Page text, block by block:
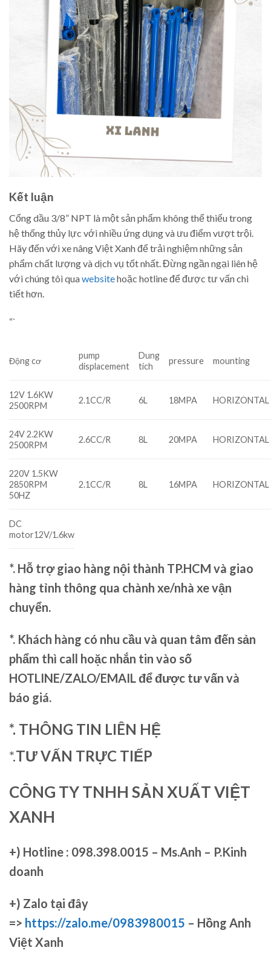
Kết luận
Cổng dầu 3/8” NPT là một sản phẩm không thể thiếu trong
hệ thống thủy lực với nhiều ứng dụng và ưu điểm vượt trội.
Hãy đến với xe nâng Việt Xanh để trải nghiệm những sản
phẩm chất lượng và dịch vụ tốt nhất. Đừng ngần ngại liên hệ
với chúng tôi quawebsitehoặc hotline để được tư vấn chi
tiết hơn.
“`
Động cơ
pump
displacement
Dung
tích
pressure mounting
12V 1.6KW
2500RPM
2.1CC/R 6L 18MPA HORIZONTAL
24V 2.2KW
2500RPM
2.6CC/R 8L 20MPA HORIZONTAL
220V 1.5KW
2850RPM
50HZ
2.1CC/R 8L 16MPA HORIZONTAL
DC
motor12V/1.6kw
*. Hỗ trợ giao hàng nội thành TP.HCM và giao
hàng tỉnh thông qua chành xe/nhà xe vận
chuyển.
*. Khách hàng có nhu cầu và quan tâm đến sản
phẩm thì call hoặc nhắn tin vào số
HOTLINE/ZALO/EMAIL để được tư vấn và
báo giá.
*. THÔNG TIN LIÊN HỆ
*.TƯ VẤN TRỰC TIẾP
CÔNG TY TNHH SẢN XUẤT VIỆT
XANH
+) Hotline : 098.398.0015 – Ms.Anh – P.Kinh
doanh
+) Zalo tại đây
=> https://zalo.me/0983980015 – Hồng Anh
Việt Xanh